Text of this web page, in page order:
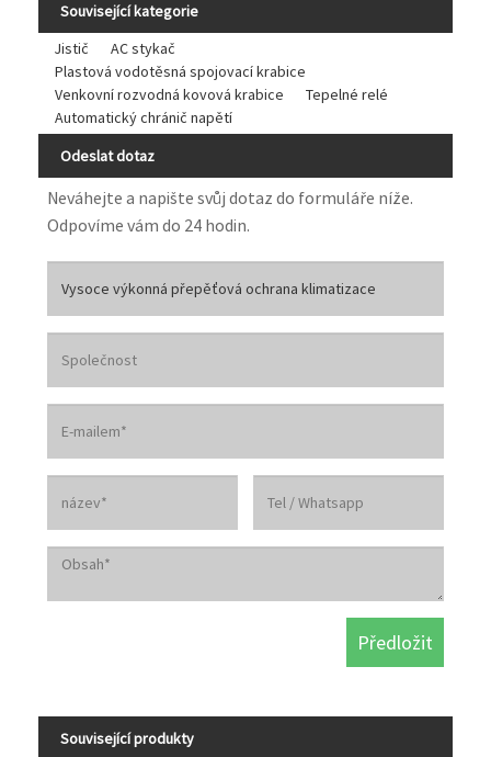
Související kategorie
Jistič
AC stykač
Plastová vodotěsná spojovací krabice
Venkovní rozvodná kovová krabice
Tepelné relé
Automatický chránič napětí
Odeslat dotaz
Neváhejte a napište svůj dotaz do formuláře níže.
Odpovíme vám do 24 hodin.
Související produkty